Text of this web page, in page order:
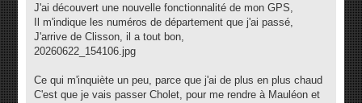
a
g
J'ai découvert une nouvelle fonctionnalité de mon GPS,
Il m'indique les numéros de département que j'ai passé,
J'arrive de Clisson, il a tout bon,
20260622_154106.jpg
Ce qui m'inquiète un peu, parce que j'ai de plus en plus chaud
C'est que je vais passer Cholet, pour me rendre à Mauléon et